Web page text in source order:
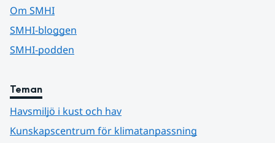
Om SMHI
SMHI-bloggen
SMHI-podden
Teman
Havsmiljö i kust och hav
Kunskapscentrum för klimatanpassning